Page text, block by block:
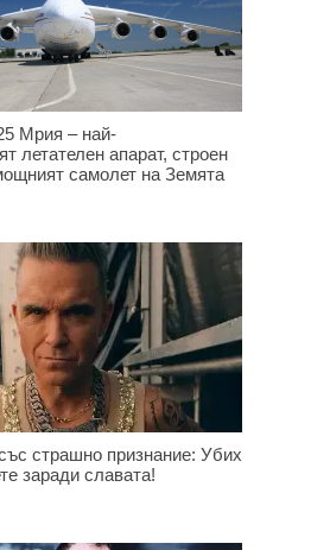
Мрия – най-
летателен апарат, строен
самолет на Земята
страшно признание: Убих
заради славата!